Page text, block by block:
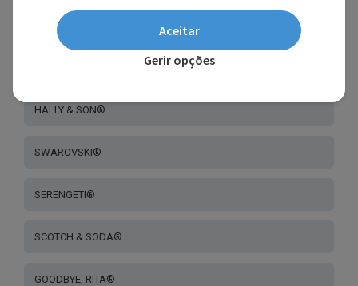
LONGCHAMP®
HALLY & SON®
SWAROVSKI®
SERENGETI®
SCOTCH & SODA®
GOODBYE, RITA®
Aceitar
Gerir opções